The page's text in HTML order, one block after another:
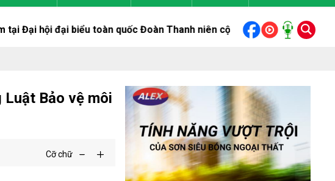
biểu toàn quốc Đoàn Thanh niên cộng sản Hồ Chí Minh lần thứ XIII Bộ
Bảo vệ môi
Cỡ chữ